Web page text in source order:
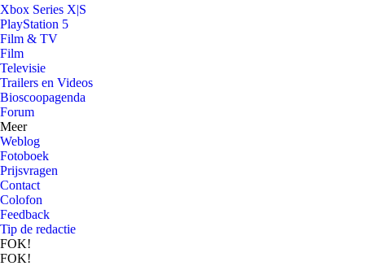
Xbox Series X|S
PlayStation 5
Film & TV
Film
Televisie
Trailers en Videos
Bioscoopagenda
Forum
Meer
Weblog
Fotoboek
Prijsvragen
Contact
Colofon
Feedback
Tip de redactie
FOK!
FOK!